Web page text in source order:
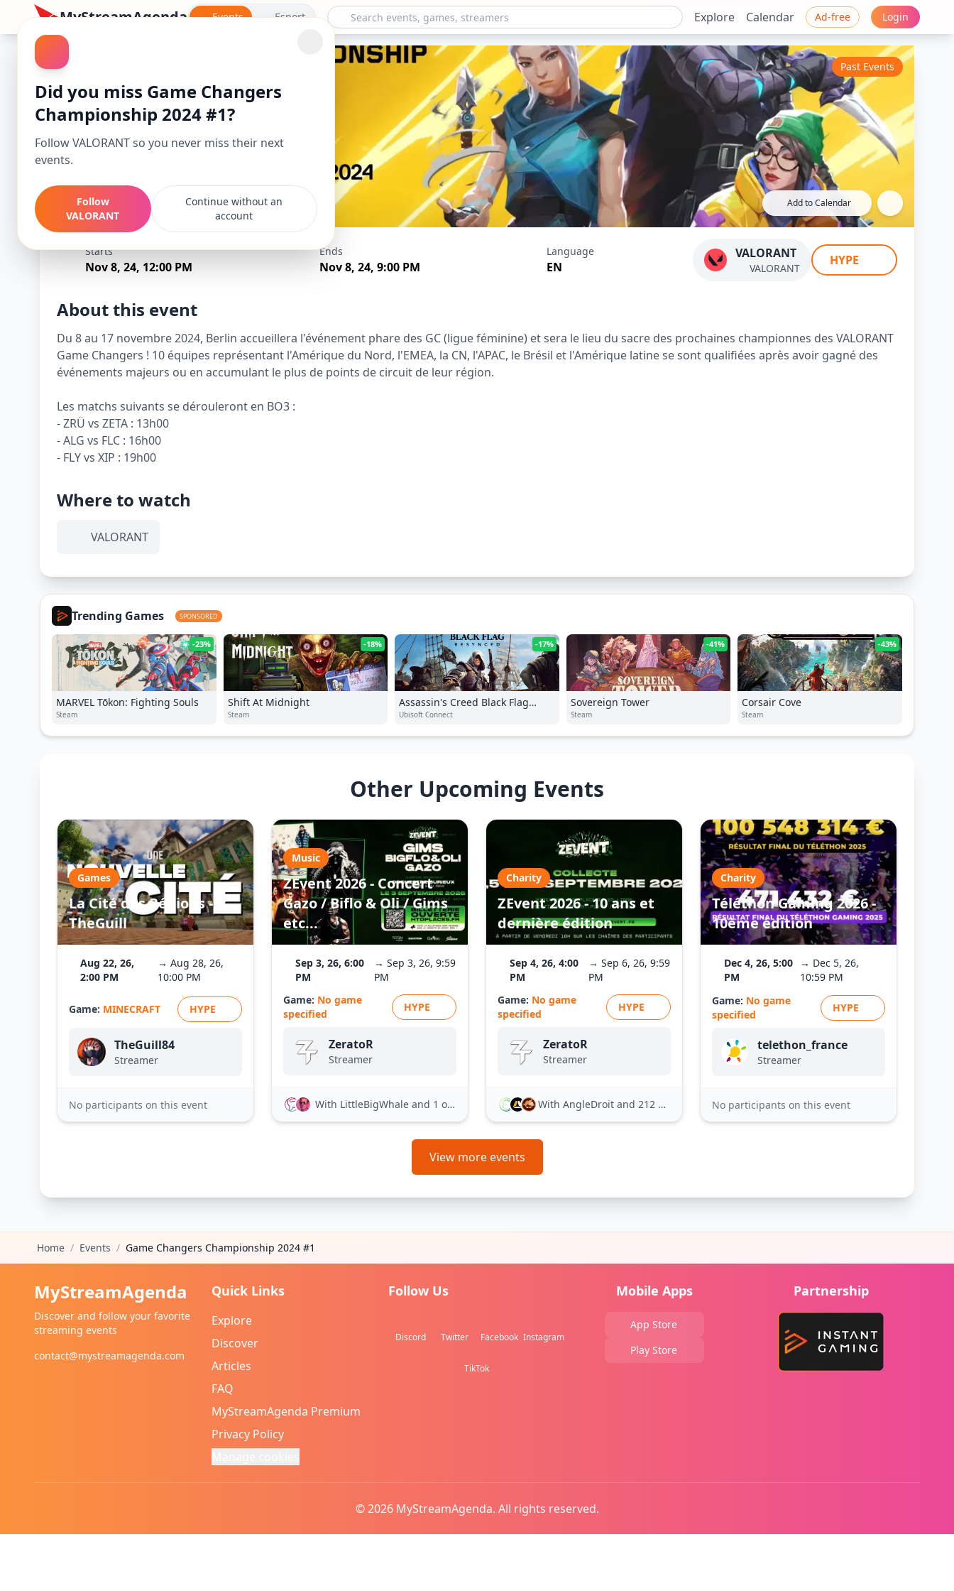
Did you miss Game Changers
Championship 2024 #1?
Follow VALORANT so you never miss their next
events.
Follow
VALORANT
Continue without an
account
MyStreamAgenda Events Esport Explore Calendar Ad-free Login
Game Changers Championship 2024 #1
Add to Calendar
Past Events
Starts
Nov 8, 24, 12:00 PM
Ends
Nov 8, 24, 9:00 PM
Language
EN
VALORANT
VALORANT
HYPE
About this event
Du 8 au 17 novembre 2024, Berlin accueillera l'événement phare des GC (ligue féminine) et sera le lieu du sacre des prochaines championnes des VALORANT
Game Changers ! 10 équipes représentant l'Amérique du Nord, l'EMEA, la CN, l'APAC, le Brésil et l'Amérique latine se sont qualifiées après avoir gagné des
événements majeurs ou en accumulant le plus de points de circuit de leur région.
Les matchs suivants se dérouleront en BO3 :
- ZRÜ vs ZETA : 13h00
- ALG vs FLC : 16h00
- FLY vs XIP : 19h00
Where to watch
VALORANT
Trending Games SPONSORED
-23%
MARVEL Tōkon: Fighting Souls
Steam
-18%
Shift At Midnight
Steam
-17%
Assassin's Creed Black Flag
Resynced
Ubisoft Connect
-41%
Sovereign Tower
Steam
-43%
Corsair Cove
Steam
Other Upcoming Events
Games
La Cité des Régions -
TheGuill
Aug 22, 26,
2:00 PM
→ Aug 28, 26,
10:00 PM
Game: MINECRAFT HYPE
TheGuill84
Streamer
No participants on this event
Music
ZEvent 2026 - Concert
Gazo / Biflo & Oli / Gims
etc...
Sep 3, 26, 6:00
PM
→ Sep 3, 26, 9:59
PM
Game: No game
specified
HYPE
ZeratoR
Streamer
With LittleBigWhaleand 1 other
Charity
ZEvent 2026 - 10 ans et
dernière édition
Sep 4, 26, 4:00
PM
→ Sep 6, 26, 9:59
PM
Game: No game
specified
HYPE
ZeratoR
Streamer
With AngleDroitand 212 others
Charity
Téléthon Gaming 2026 -
10ème édition
Dec 4, 26, 5:00
PM
→ Dec 5, 26,
10:59 PM
Game: No game
specified
HYPE
telethon_france
Streamer
No participants on this event
View more events
Home / Events / Game Changers Championship 2024 #1
MyStreamAgenda
Discover and follow your favorite
streaming events
contact@mystreamagenda.com
Quick Links
Explore
Discover
Articles
FAQ
MyStreamAgenda Premium
Privacy Policy
Follow Us
Discord Twitter Facebook Instagram
TikTok
Mobile Apps
App Store
Play Store
Partnership
© 2026 MyStreamAgenda. All rights reserved.